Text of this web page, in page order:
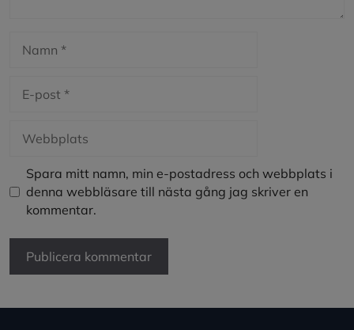
post
Spara mitt namn, min e-postadress och webbplats i
denna webbläsare till nästa gång jag skriver en
kommentar.